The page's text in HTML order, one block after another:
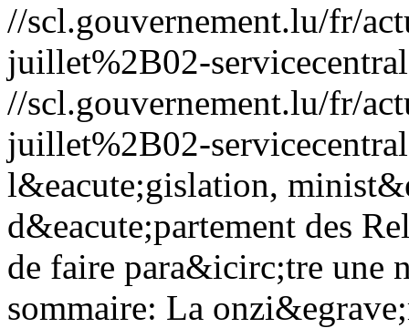
//scl.gouvernement.lu/fr/
juillet%2B02-
//scl.gouvernement.lu/fr/
juillet%2B02-
l&eacute;gislation,
d&eacute;partement des
de faire para&icirc;tre une
sommaire: La